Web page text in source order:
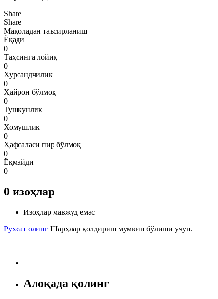
Share
Share
Мақоладан таъсирланиш
Ёқади
0
Таҳсинга лойиқ
0
Хурсандчилик
0
Ҳайрон бўлмоқ
0
Тушкунлик
0
Хомушлик
0
Ҳафсаласи пир бўлмоқ
0
Ёқмайди
0
0 изоҳлар
Изоҳлар мавжуд емас
Рухсат олинг Шарҳлар қолдириш мумкин бўлиши учун.
Алоқада қолинг